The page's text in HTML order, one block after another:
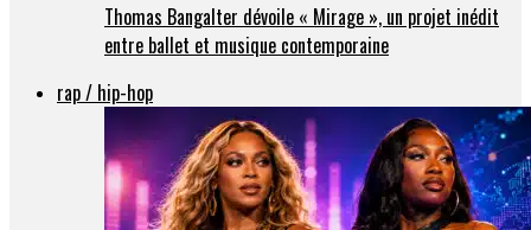
Thomas Bangalter dévoile « Mirage », un projet inédit
entre ballet et musique contemporaine
rap / hip-hop